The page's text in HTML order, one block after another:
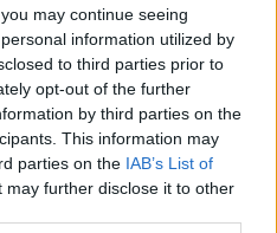
may continue seeing
information utilized by
to third parties prior to
opt-out of the further
by third parties on the
This information may
parties on the IAB’s List of
may further disclose it to other
per il vaccino anti Covid-19
Johnson&Johnson.
all'hub La Cattedrale di Pistoia,
di sono70 dosidi
60 anni.